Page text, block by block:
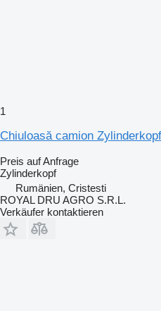
1
Chiuloasă camion
Preis auf Anfrage
Zylinderkopf
Rumänien, Cristesti
ROYAL DRU AGRO S.R.L.
Verkäufer kontaktieren